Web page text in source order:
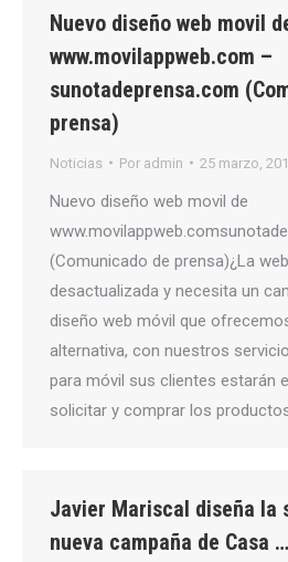
Nuevo diseño web movil
www.movilappweb.com –
sunotadeprensa.com
prensa)
Noticias Por admin 25 marzo,
Nuevo diseño web movil de
(Comunicado de prensa)¿La
desactualizada y necesita un
diseño web móvil que
alternativa, con nuestros
para móvil sus clientes estarán
solicitar y comprar los
Javier Mariscal diseña la
nueva campaña de Casa